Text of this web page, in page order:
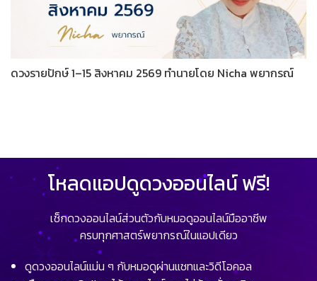
ดวงรายปักษ์ 1–15 สิงหาคม 2569 ทำนายโดย Nicha พยากรณ์
โหลดแอปดูดวงออนไลน์ ฟรี!
เช็กดวงออนไลน์ส่วนตัวกับหมอดูออนไลน์มืออาชีพ
ครบทุกศาสตร์พยากรณ์ในแอปเดียว
ดูดวงออนไลน์แม่น ๆ กับหมอดูผ่านแชทและวิดีโอคอล